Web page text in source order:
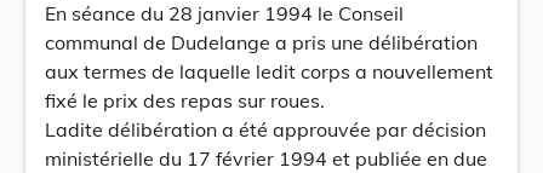
En séance du 28 janvier 1994 le Conseil
communal de Dudelange a pris une délibération
aux termes de laquelle ledit corps a nouvellement
fixé le prix des repas sur roues.
Ladite délibération a été approuvée par décision
ministérielle du 17 février 1994 et publiée en due